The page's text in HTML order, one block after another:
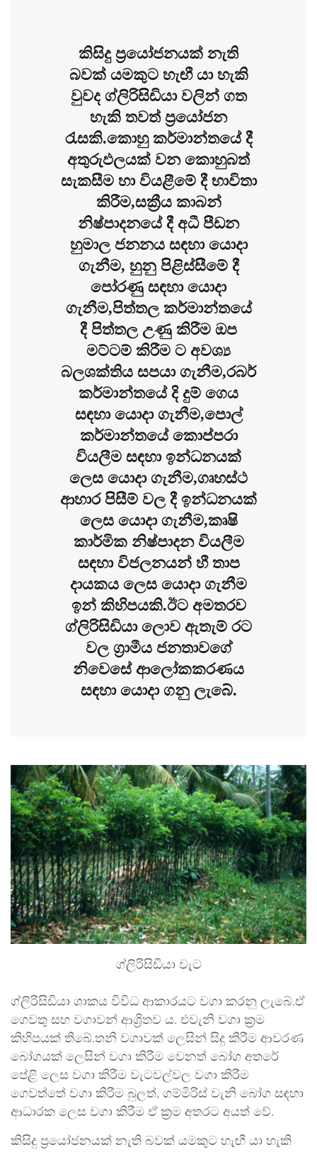
කිසිදු ප්‍රයෝජනයක් නැති
බවක් යමකුට හැඟී යා හැකි
වුවද ග්ලිරිසිඩියා වලින් ගත
හැකි තවත් ප්‍රයෝජන
රැසකි.කොහු කර්මාන්තයේ දී
අතුරුඵලයක් වන කොහුබත්
සැකසීම හා වියළීමේ දී භාවිතා
කිරීම,සක්‍රීය කාබන්
නිෂ්පාදනයේ දී අධී පීඩන
හුමාල ජනනය සඳහා යොදා
ගැනීම, හුනු පිළිස්සීමේ දී
පෝරණු සඳහා යොදා
ගැනීම,පිත්තල කර්මාන්තයේ
දී පිත්තල උණු කිරීම ඔප
මට්ටම් කිරීම ට අවශ්‍ය
බලශක්තිය සපයා ගැනීම,රබර්
කර්මාන්තයේ දි දුම් ගෙය
සඳහා යොදා ගැනීම,පොල්
කර්මාන්තයේ කොප්පරා
වියලීම සඳහා ඉන්ධනයක්
ලෙස යොදා ගැනීම,ගෘහස්ථ
ආහාර පිසීම් වල දී ඉන්ධනයක්
ලෙස යොදා ගැනීම,කෘෂි
කාර්මික නිෂ්පාදන වියලීම
සඳහා විජලනයන් හී තාප
දායකය ලෙස යොදා ගැනීම
ඉන් කිහිපයකි.ඊට අමතරව
ග්ලිරිසිඩියා ලොව ඇතැම් රට
වල ග්‍රාමීය ජනතාවගේ
නිවෙසේ ආලෝකකරණය
සඳහා යොදා ගනු ලැබේ.
ග්ලිරිසිඩියා වැට
ග්ලිරිසිඩියා ශාකය විවිධ ආකාරයට වගා කරනු ලැබේ.ඒ
ගෙවතු සහ වගාවන් ආශ්‍රිතව ය. එවැනි වගා ක්‍රම
කිහිපයක් තිබේ.තනි වගාවක් ලෙසින් සිදු කිරීම ආවරණ
බෝගයක් ලෙසින් වගා කිරීම වෙනත් බෝග අතරේ
පේළි ලෙස වගා කිරීම වැටවල්වල වගා කිරීම
ගෙවත්තේ වගා කිරීම බුලත්, ගම්මිරිස් වැනි බෝග සඳහා
ආධාරක ලෙස වගා කිරීම ඒ ක්‍රම අතරට අයත් වේ.
කිසිදු ප්‍රයෝජනයක් නැති බවක් යමකුට හැඟී යා හැකි